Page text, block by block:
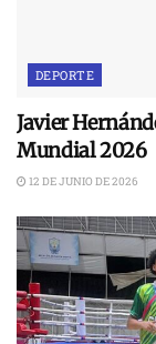
DEPORTE
Javier
Mundial 2026
12 DE JUNIO DE 2026